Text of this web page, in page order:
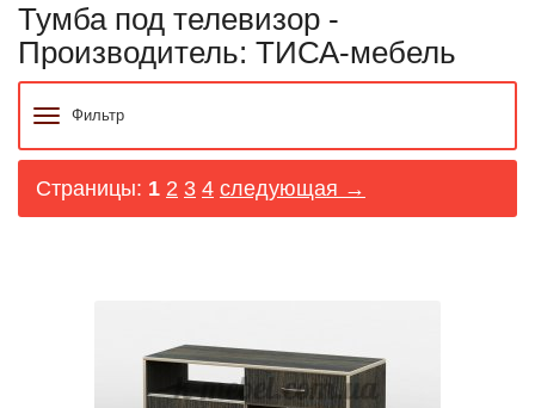
Тумба под телевизор -
Производитель: ТИСА-мебель
Фильтр
Страницы: 1 2 3 4 следующая →